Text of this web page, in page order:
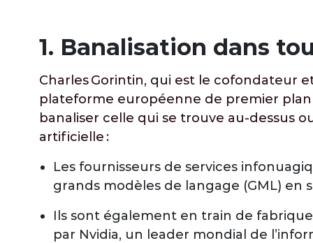
1. Banalisation dans
Charles Gorintin, qui est le cofondateur
plateforme européenne de premier plan
banaliser celle qui se trouve au-dessus
artificielle :
Les fournisseurs de services
grands modèles de langage (GML) en
Ils sont également en train de
par Nvidia, un leader mondial de